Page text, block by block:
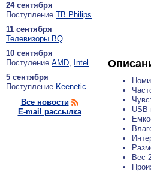
24 сентября
По­ступ­ле­ние ТВ Philips
11 сентября
Теле­ви­зо­ры BQ
10 сентября
По­сту­ле­ние AMD, Intel
5 сентября
По­ступ­ле­ние Keenetic
Все новости
E-mail рассылка
Вес